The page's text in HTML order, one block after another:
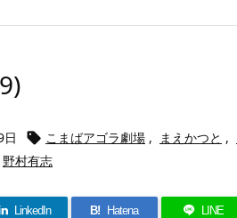
 こまばアゴラ劇場 , まえかつと ,
野村有志
LinkedIn B! Hatena LINE